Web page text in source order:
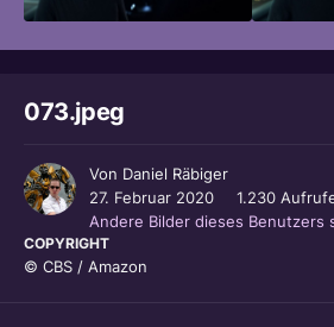
073.jpeg
Von Daniel Räbiger
27. Februar 2020
1.230
Andere Bilder dieses Benutzers
COPYRIGHT
© CBS / Amazon